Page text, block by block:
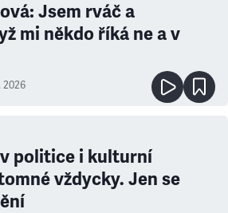
Jsem rváč a
mi někdo říká ne a v
2026
politice i kulturní
vždycky. Jen se